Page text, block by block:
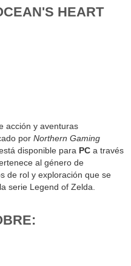
HEART
acción y aventuras
porNorthern Gaming
disponible para PC a través
al género de
de rol y exploración que se
serie Legend of Zelda.